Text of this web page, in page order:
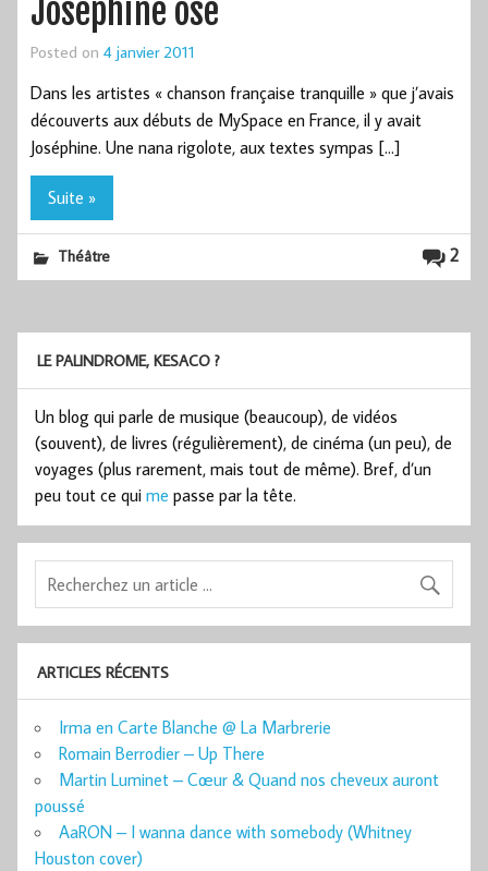
Joséphine ose
Posted on 4 janvier 2011
Dans les artistes « chanson française tranquille » que j’avais
découverts aux débuts de MySpace en France, il y avait
Joséphine. Une nana rigolote, aux textes sympas […]
Suite »
2
Théâtre
LE PALINDROME, KESACO ?
Un blog qui parle de musique (beaucoup), de vidéos
(souvent), de livres (régulièrement), de cinéma (un peu), de
voyages (plus rarement, mais tout de même). Bref, d’un
peu tout ce qui me passe par la tête.
ARTICLES RÉCENTS
Irma en Carte Blanche @ La Marbrerie
Romain Berrodier – Up There
Martin Luminet – Cœur & Quand nos cheveux auront
poussé
AaRON – I wanna dance with somebody (Whitney
Houston cover)